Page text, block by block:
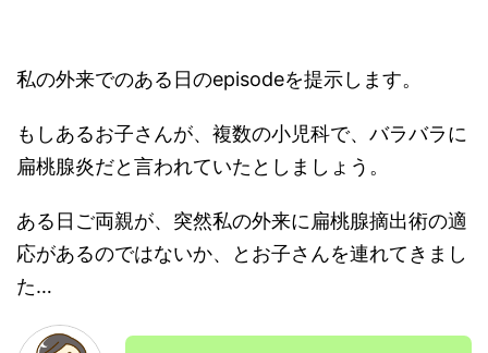
私の外来でのある日のepisodeを提示します。
もしあるお子さんが、複数の小児科で、バラバラに
扁桃腺炎だと言われていたとしましょう。
ある日ご両親が、突然私の外来に扁桃腺摘出術の適
応があるのではないか、とお子さんを連れてきまし
た…